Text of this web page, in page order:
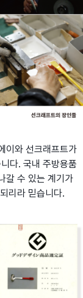
이와 선크래프트가
다. 국내 주방용품
갈 수 있는 계기가
리라 믿습니다.